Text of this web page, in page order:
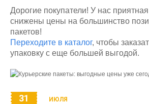
Дорогие покупатели! У нас
снижены цены на большинство
пакетов!
Переходите в каталог, чтобы
упаковку с еще большей выгодой.
31 ИЮЛЯ